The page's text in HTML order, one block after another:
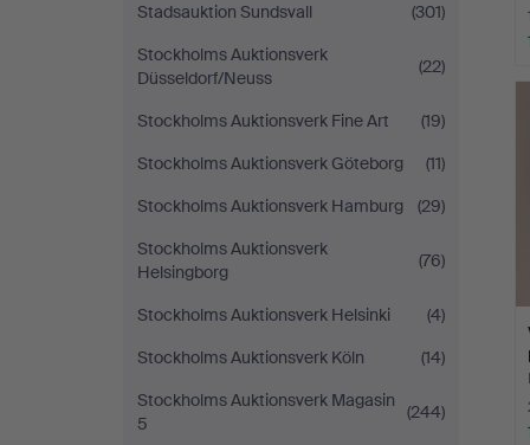
Stadsauktion Sundsvall
(301)
Stockholms Auktionsverk
Düsseldorf/Neuss
(22)
Stockholms Auktionsverk Fine Art
(19)
Stockholms Auktionsverk Göteborg
(11)
Stockholms Auktionsverk Hamburg
(29)
Stockholms Auktionsverk
Helsingborg
(76)
Stockholms Auktionsverk Helsinki
(4)
Stockholms Auktionsverk Köln
(14)
Stockholms Auktionsverk Magasin
5
(244)